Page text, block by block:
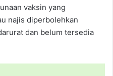
vaksin yang
najis diperbolehkan
dan belum tersedia